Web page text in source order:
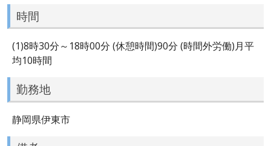
時間
(1)8時30分～18時00分 (休憩時間)90分 (時間外労働)月平
均10時間
勤務地
静岡県伊東市